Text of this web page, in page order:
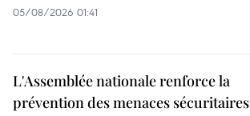
05/08/2026 01:41
L'Assemblée nationale renforce la
prévention des menaces sécuritaires